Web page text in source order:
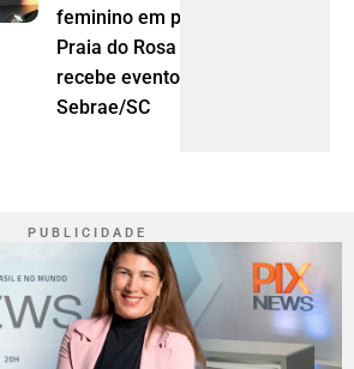
feminino em pauta:
Praia do Rosa
recebe evento do
Sebrae/SC
P U B L I C I D A D E